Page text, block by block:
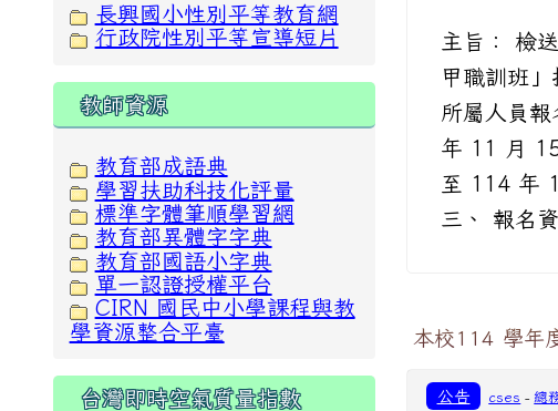
主旨： 檢
甲職訓班
所屬人員
年 11 月
至 114 年
三、 報名
本校114 學年
公告 cses - 總
長興國小性別平等教育網
行政院性別平等宣導短片
教師資源
教育部成語典
學習扶助科技化評量
標準字體筆順學習網
教育部異體字字典
教育部國語小字典
單一認證授權平台
CIRN 國民中小學課程與教
學資源整合平臺
台灣即時空氣質量指數